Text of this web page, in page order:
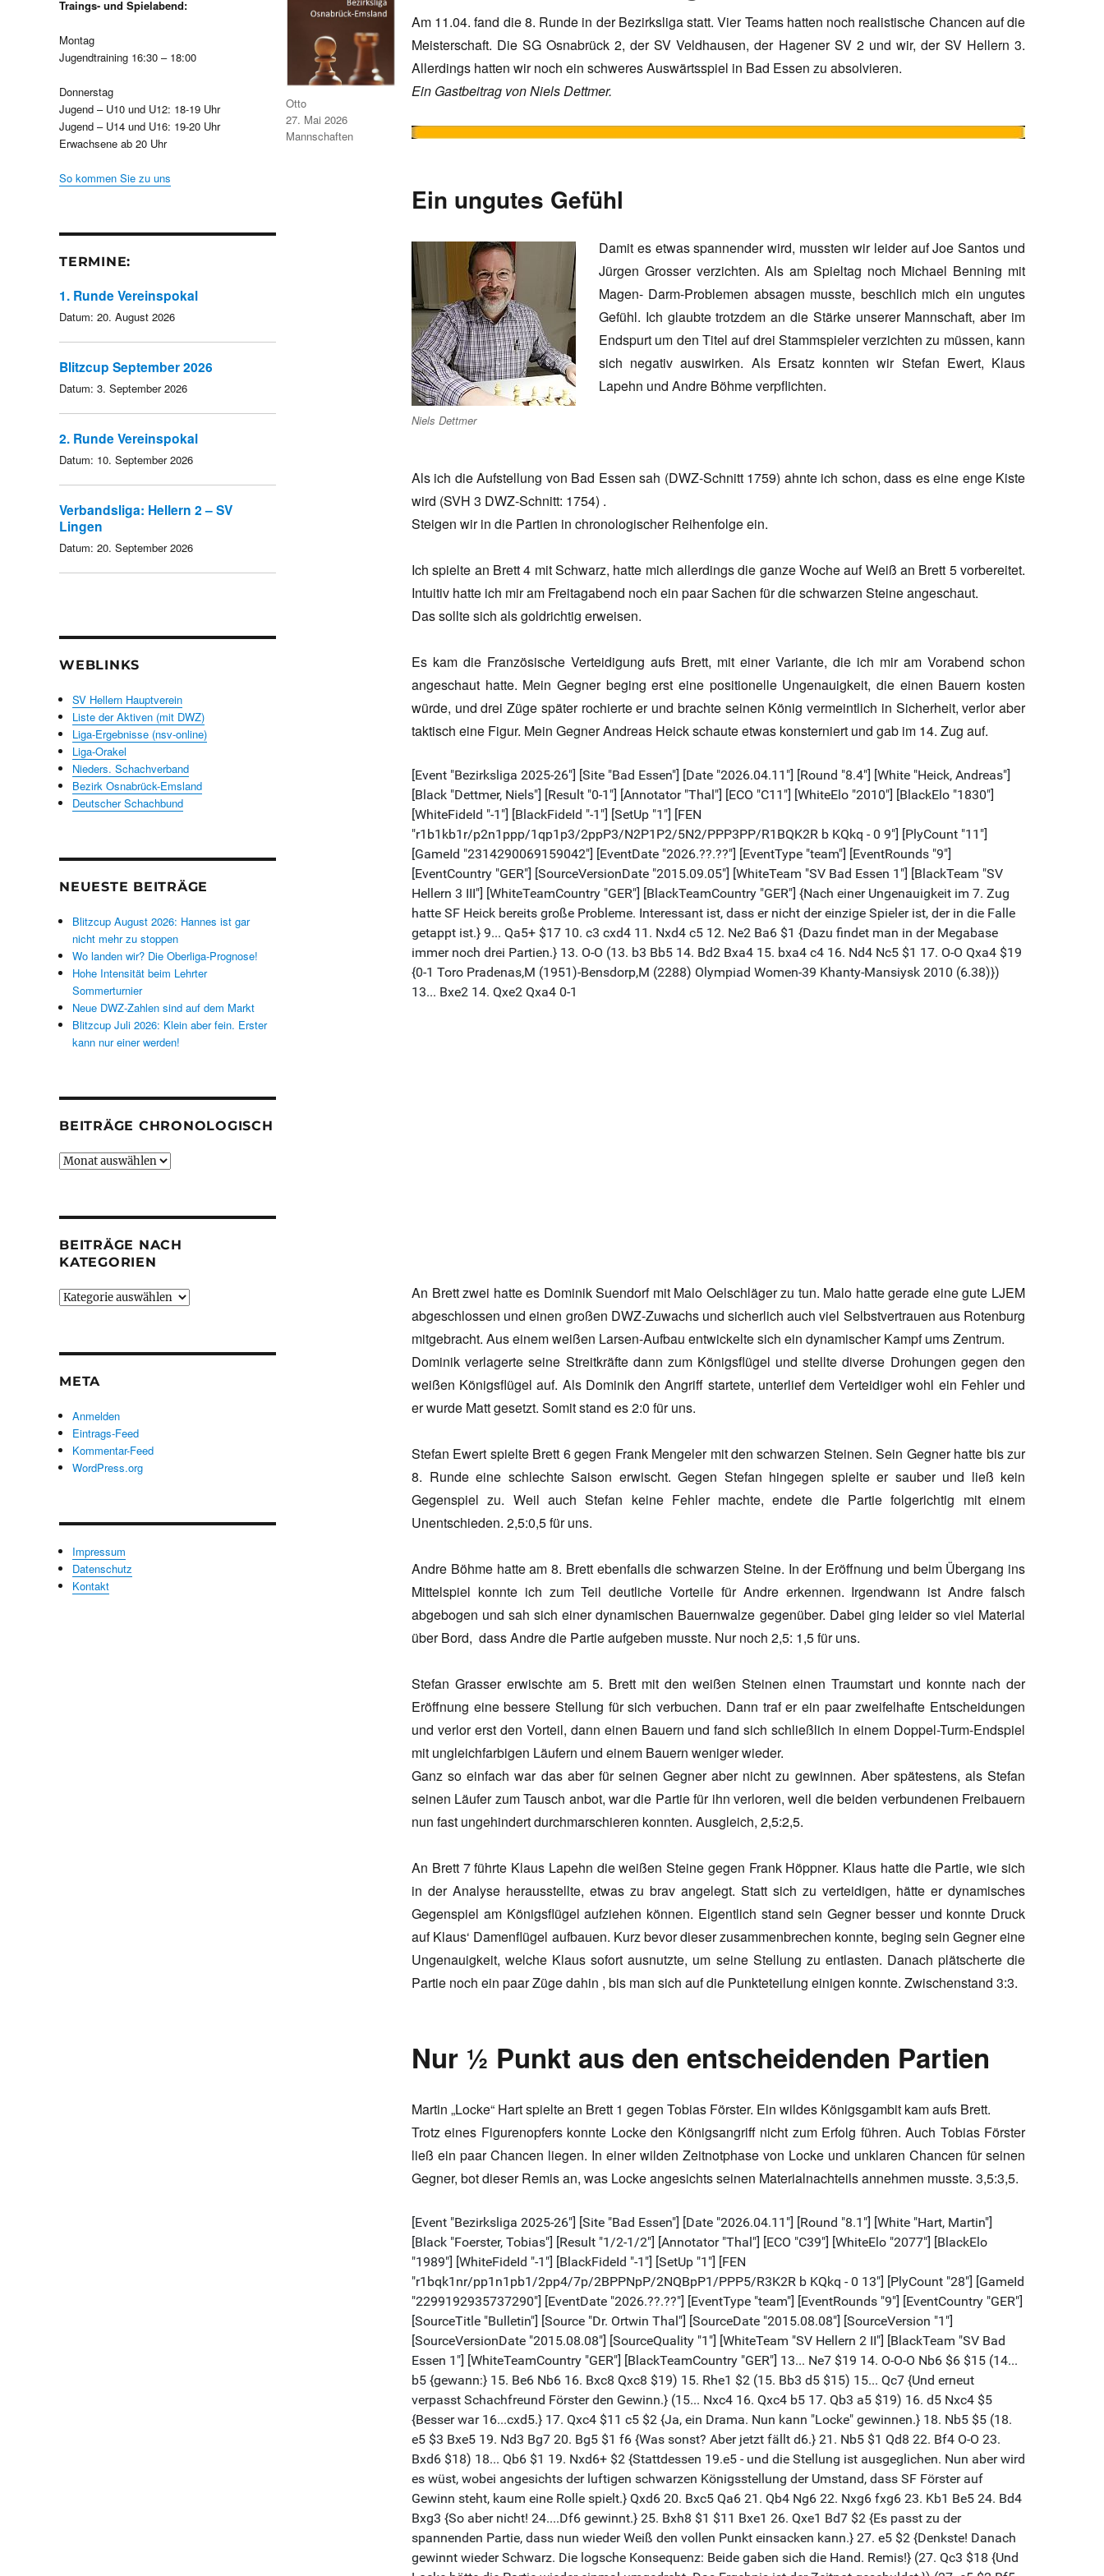
Am 11.04. fand die 8. Runde in der Bezirksliga statt. Vier Teams hatten noch realistische Chancen auf die
Meisterschaft. Die SG Osnabrück 2, der SV Veldhausen, der Hagener SV 2 und wir, der SV Hellern 3.
Allerdings hatten wir noch ein schweres Auswärtsspiel in Bad Essen zu absolvieren.
Ein Gastbeitrag von Niels Dettmer.
Ein ungutes Gefühl
Niels Dettmer
Damit es etwas spannender wird, mussten wir leider auf Joe Santos und
Jürgen Grosser verzichten. Als am Spieltag noch Michael Benning mit
Magen- Darm-Problemen absagen musste, beschlich mich ein ungutes
Gefühl. Ich glaubte trotzdem an die Stärke unserer Mannschaft, aber im
Endspurt um den Titel auf drei Stammspieler verzichten zu müssen, kann
sich negativ auswirken. Als Ersatz konnten wir Stefan Ewert, Klaus
Lapehn und Andre Böhme verpflichten.
Als ich die Aufstellung von Bad Essen sah (DWZ-Schnitt 1759) ahnte ich schon, dass es eine enge Kiste
wird (SVH 3 DWZ-Schnitt: 1754) .
Steigen wir in die Partien in chronologischer Reihenfolge ein.
Ich spielte an Brett 4 mit Schwarz, hatte mich allerdings die ganze Woche auf Weiß an Brett 5 vorbereitet.
Intuitiv hatte ich mir am Freitagabend noch ein paar Sachen für die schwarzen Steine angeschaut.
Das sollte sich als goldrichtig erweisen.
Es kam die Französische Verteidigung aufs Brett, mit einer Variante, die ich mir am Vorabend schon
angeschaut hatte. Mein Gegner beging erst eine positionelle Ungenauigkeit, die einen Bauern kosten
würde, und drei Züge später rochierte er und brachte seinen König vermeintlich in Sicherheit, verlor aber
taktisch eine Figur. Mein Gegner Andreas Heick schaute etwas konsterniert und gab im 14. Zug auf.
An Brett zwei hatte es Dominik Suendorf mit Malo Oelschläger zu tun. Malo hatte gerade eine gute LJEM
abgeschlossen und einen großen DWZ-Zuwachs und sicherlich auch viel Selbstvertrauen aus Rotenburg
mitgebracht. Aus einem weißen Larsen-Aufbau entwickelte sich ein dynamischer Kampf ums Zentrum.
Dominik verlagerte seine Streitkräfte dann zum Königsflügel und stellte diverse Drohungen gegen den
weißen Königsflügel auf. Als Dominik den Angriff startete, unterlief dem Verteidiger wohl ein Fehler und
er wurde Matt gesetzt. Somit stand es 2:0 für uns.
Stefan Ewert spielte Brett 6 gegen Frank Mengeler mit den schwarzen Steinen. Sein Gegner hatte bis zur
8. Runde eine schlechte Saison erwischt. Gegen Stefan hingegen spielte er sauber und ließ kein
Gegenspiel zu. Weil auch Stefan keine Fehler machte, endete die Partie folgerichtig mit einem
Unentschieden. 2,5:0,5 für uns.
Andre Böhme hatte am 8. Brett ebenfalls die schwarzen Steine. In der Eröffnung und beim Übergang ins
Mittelspiel konnte ich zum Teil deutliche Vorteile für Andre erkennen. Irgendwann ist Andre falsch
abgebogen und sah sich einer dynamischen Bauernwalze gegenüber. Dabei ging leider so viel Material
über Bord, dass Andre die Partie aufgeben musste. Nur noch 2,5: 1,5 für uns.
Stefan Grasser erwischte am 5. Brett mit den weißen Steinen einen Traumstart und konnte nach der
Eröffnung eine bessere Stellung für sich verbuchen. Dann traf er ein paar zweifelhafte Entscheidungen
und verlor erst den Vorteil, dann einen Bauern und fand sich schließlich in einem Doppel-Turm-Endspiel
mit ungleichfarbigen Läufern und einem Bauern weniger wieder.
Ganz so einfach war das aber für seinen Gegner aber nicht zu gewinnen. Aber spätestens, als Stefan
seinen Läufer zum Tausch anbot, war die Partie für ihn verloren, weil die beiden verbundenen Freibauern
nun fast ungehindert durchmarschieren konnten. Ausgleich, 2,5:2,5.
An Brett 7 führte Klaus Lapehn die weißen Steine gegen Frank Höppner. Klaus hatte die Partie, wie sich
in der Analyse herausstellte, etwas zu brav angelegt. Statt sich zu verteidigen, hätte er dynamisches
Gegenspiel am Königsflügel aufziehen können. Eigentlich stand sein Gegner besser und konnte Druck
auf Klaus‘ Damenflügel aufbauen. Kurz bevor dieser zusammenbrechen konnte, beging sein Gegner eine
Ungenauigkeit, welche Klaus sofort ausnutzte, um seine Stellung zu entlasten. Danach plätscherte die
Partie noch ein paar Züge dahin , bis man sich auf die Punkteteilung einigen konnte. Zwischenstand 3:3.
Nur ½ Punkt aus den entscheidenden Partien
Martin „Locke“ Hart spielte an Brett 1 gegen Tobias Förster. Ein wildes Königsgambit kam aufs Brett.
Trotz eines Figurenopfers konnte Locke den Königsangriff nicht zum Erfolg führen. Auch Tobias Förster
ließ ein paar Chancen liegen. In einer wilden Zeitnotphase von Locke und unklaren Chancen für seinen
Gegner, bot dieser Remis an, was Locke angesichts seinen Materialnachteils annehmen musste. 3,5:3,5.
Autor
Otto
Veröffentlicht
am
27. Mai 2026
Kategorien
Mannschaften
Traings- und Spielabend:
Montag
Jugendtraining 16:30 – 18:00
Donnerstag
Jugend – U10 und U12: 18-19 Uhr
Jugend – U14 und U16: 19-20 Uhr
Erwachsene ab 20 Uhr
So kommen Sie zu uns
TERMINE:
1. Runde Vereinspokal
Datum: 20. August 2026
Blitzcup September 2026
Datum: 3. September 2026
2. Runde Vereinspokal
Datum: 10. September 2026
Verbandsliga: Hellern 2 – SV
Lingen
Datum: 20. September 2026
WEBLINKS
SV Hellern Hauptverein
Liste der Aktiven (mit DWZ)
Liga-Ergebnisse (nsv-online)
Liga-Orakel
Nieders. Schachverband
Bezirk Osnabrück-Emsland
Deutscher Schachbund
NEUESTE BEITRÄGE
Blitzcup August 2026: Hannes ist gar
nicht mehr zu stoppen
Wo landen wir? Die Oberliga-Prognose!
Hohe Intensität beim Lehrter
Sommerturnier
Neue DWZ-Zahlen sind auf dem Markt
Blitzcup Juli 2026: Klein aber fein. Erster
kann nur einer werden!
BEITRÄGE CHRONOLOGISCH
Beiträge
BEITRÄGE NACH
KATEGORIEN
Beiträge
META
Anmelden
Eintrags-Feed
Kommentar-Feed
WordPress.org
Impressum
Datenschutz
Kontakt